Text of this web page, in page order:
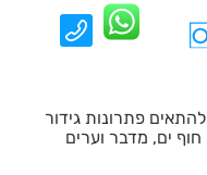
פתרונות גידור
חוף ים, מדבר וערים